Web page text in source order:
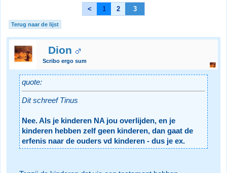
< 1 2 3
Terug naar de lijst
Dion
Scribo ergo sum
quote:
Dit schreef Tinus
Nee. Als je kinderen NA jou overlijden, en je
kinderen hebben zelf geen kinderen, dan gaat de
erfenis naar de ouders vd kinderen - dus je ex.